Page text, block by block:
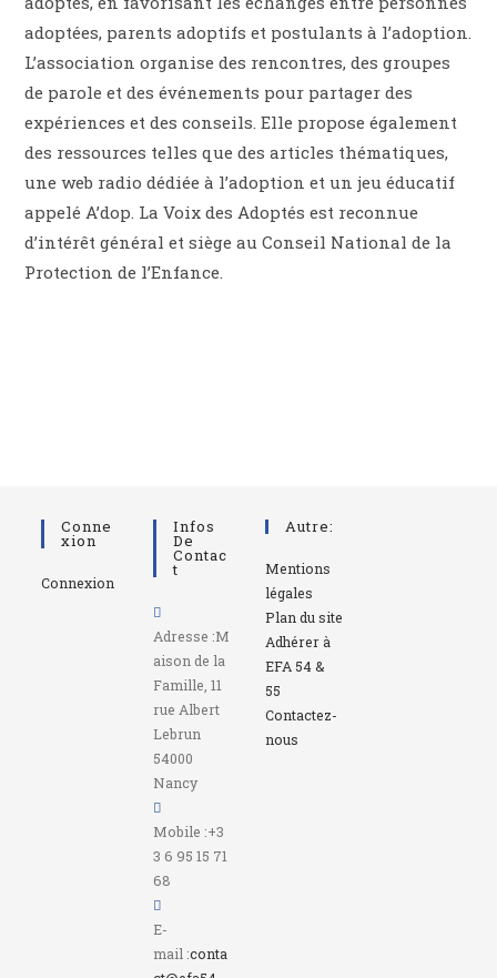
adoptées, parents adoptifs et postulants à l’adoption.
L’association organise des rencontres, des groupes
de parole et des événements pour partager des
expériences et des conseils. Elle propose également
des ressources telles que des articles thématiques,
une web radio dédiée à l’adoption et un jeu éducatif
appelé A’dop. La Voix des Adoptés est reconnue
d’intérêt général et siège au Conseil National de la
Protection de l’Enfance.
Conne
Xion
Connexion
Infos
De
Contac
T
Adresse :M
aison de la
Famille, 11
rue Albert
Lebrun
54000
Nancy
Mobile :+3
3 6 95 15 71
68
E-
mail :conta
Autre:
Mentions
légales
Plan du site
Adhérer à
EFA 54 &
55
Contactez-
nous